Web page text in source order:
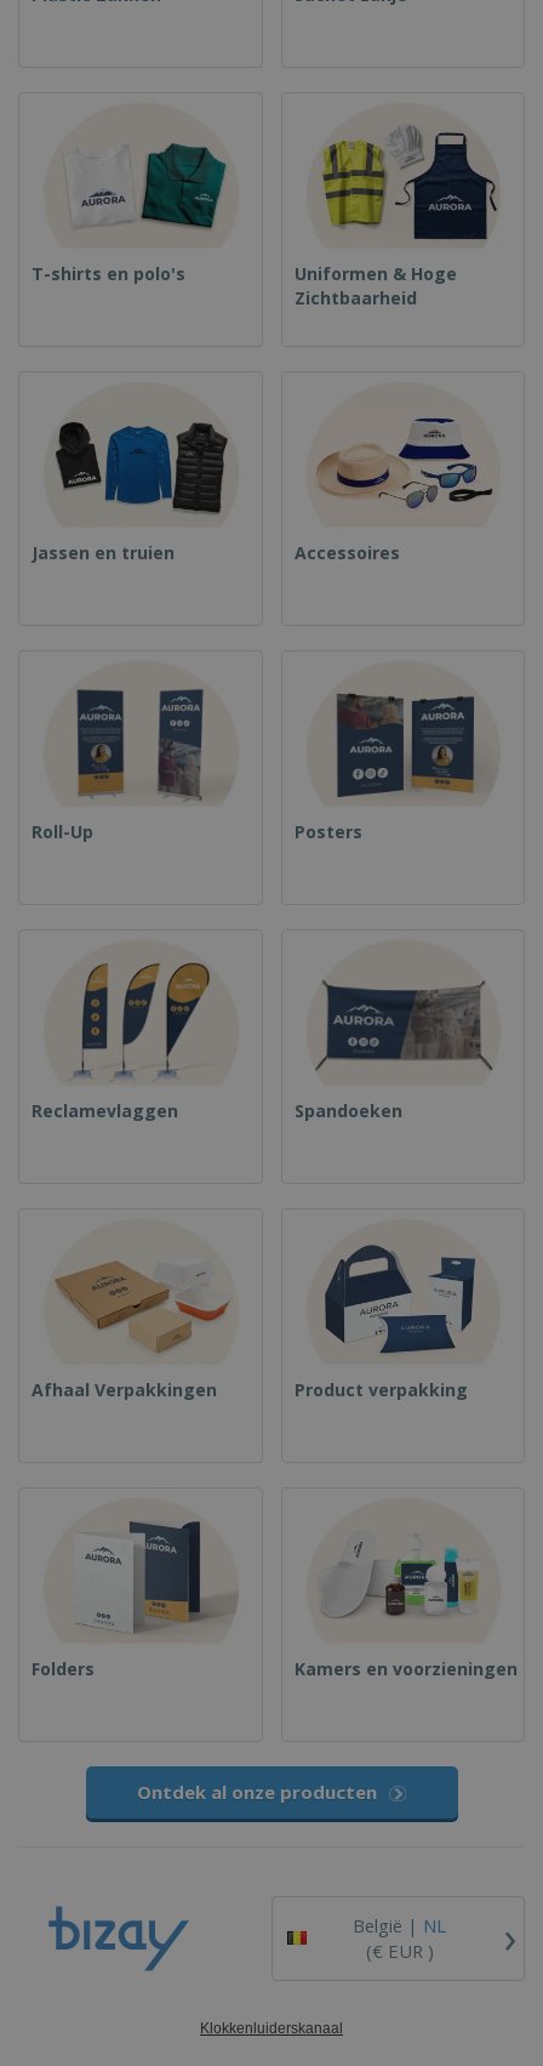
T-shirts en polo's
Uniformen & Hoge
Zichtbaarheid
Jassen en truien Accessoires
Roll-Up Posters
Reclamevlaggen Spandoeken
Afhaal Verpakkingen Product verpakking
Folders Kamers en voorzieningen
Ontdek al onze producten
België | NL
(€ EUR )
›
Klokkenluiderskanaal